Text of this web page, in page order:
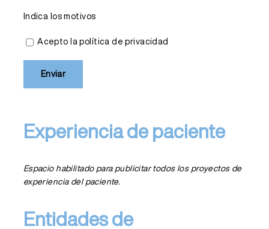
Indica los motivos
Acepto la política de privacidad
Experiencia de paciente
Espacio habilitado para publicitar todos los proyectos de
experiencia del paciente.
Entidades de